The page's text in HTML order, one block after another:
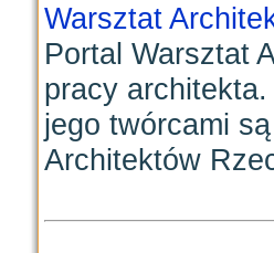
Warsztat
Portal Warsztat
pracy
jego twórcami
Architektów